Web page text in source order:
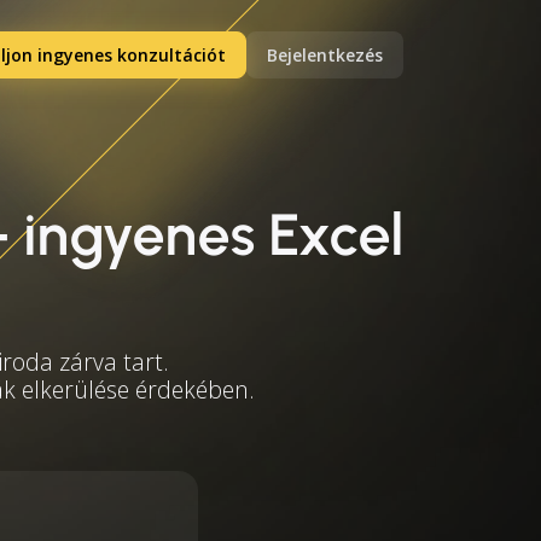
ingyenes konzultációt Bejelentkezés
Excel
zárva tart.
elkerülése érdekében.